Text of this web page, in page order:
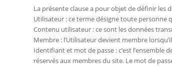
La présente clause a pour objet de définir les
Utilisateur : ce terme désigne toute personne
Contenu utilisateur : ce sont les données
Membre : l’Utilisateur devient membre
Identifiant et mot de passe : c’est l’ensemble
réservés aux membres du site. Le mot de